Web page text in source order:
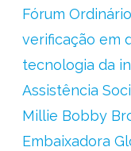
Fórum Ordinário
verificação em
tecnologia da
Assistência
Millie Bobby
Embaixadora